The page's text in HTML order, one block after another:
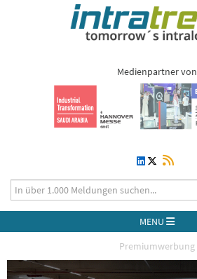
Medienpartner von
MENU
Premiumwerbung